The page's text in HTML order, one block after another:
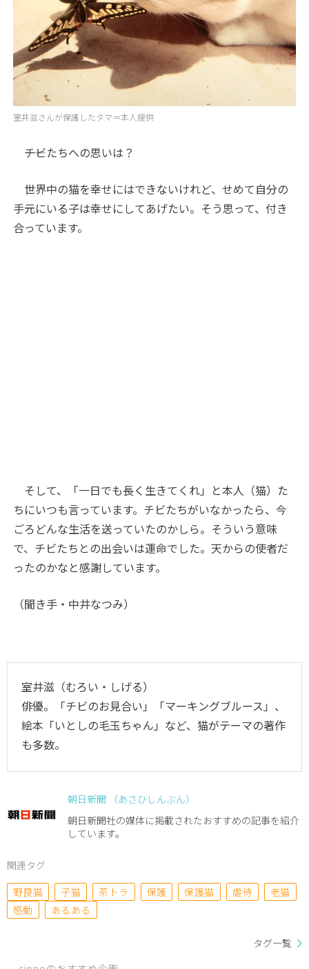
室井滋さんが保護したタマ＝本人提供
――チビたちへの思いは？
世界中の猫を幸せにはできないけれど、せめて自分の
手元にいる子は幸せにしてあげたい。そう思って、付き
合っています。
そして、「一日でも長く生きてくれ」と本人（猫）た
ちにいつも言っています。チビたちがいなかったら、今
ごろどんな生活を送っていたのかしら。そういう意味
で、チビたちとの出会いは運命でした。天からの使者だ
ったのかなと感謝しています。
（聞き手・中井なつみ）
室井滋（むろい・しげる）
俳優。「チビのお見合い」「マーキングブルース」、
絵本「いとしの毛玉ちゃん」など、猫がテーマの著作
も多数。
朝日新聞 （あさひしんぶん）
朝日新聞社の媒体に掲載されたおすすめの記事を紹介
しています。
関連タグ
野良猫
子猫 茶トラ 保護 保護猫 虐待
老猫
感動
あるある
タグ一覧